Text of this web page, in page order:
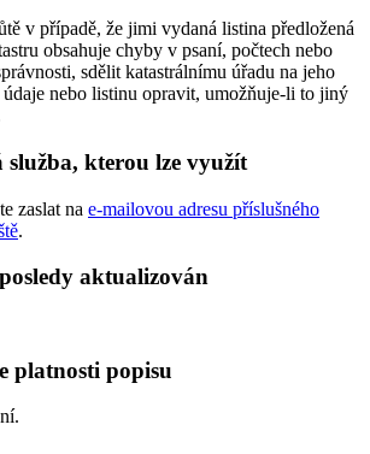
v případě, že jimi vydaná listina předložená
obsahuje chyby v psaní, počtech nebo
sdělit katastrálnímu úřadu na jeho
nebo listinu opravit, umožňuje-li to jiný
kterou lze využít
zaslat na e-mailovou adresu příslušného
.
aktualizován
platnosti popisu